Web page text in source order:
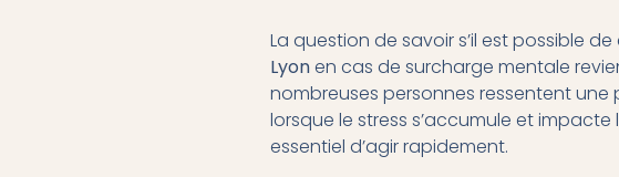
La question de savoir s’il est possible
Lyonen cas de surcharge mentale
nombreuses personnes ressentent
lorsque le stress s’accumule et
essentiel d’agir rapidement.